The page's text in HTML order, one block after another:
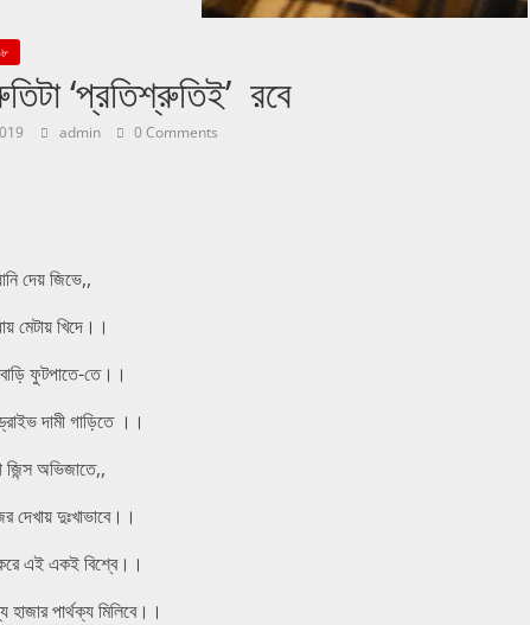
‘প্রতিশ্রুতিই’ রবে
admin 0 Comments
দেয় জিভে,,
মেটায় খিদে।।
ফুটপাতে-তে।।
দামী গাড়িতে ।।
অভিজাতে,,
দেখায় দুঃখাভাবে।।
এই একই বিশ্বে।।
হাজার পার্থক্য মিলিবে।।